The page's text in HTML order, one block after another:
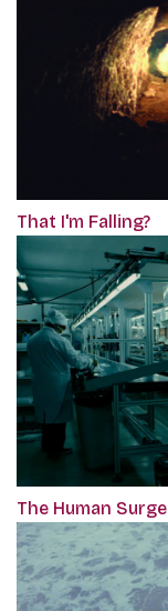
That I'm Falling?
The Human Surge